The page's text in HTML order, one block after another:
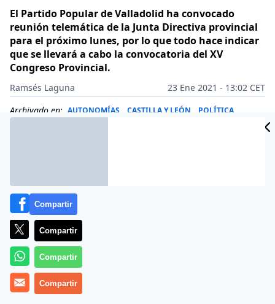
El Partido Popular de Valladolid ha convocado
reunión telemática de la Junta Directiva provincial
para el próximo lunes, por lo que todo hace indicar
que se llevará a cabo la convocatoria del XV
Congreso Provincial.
Ramsés Laguna
23 Ene 2021 - 13:02 CET
Archivado en: AUTONOMÍAS CASTILLA Y LEÓN POLÍTICA
Compartir
Compartir
Compartir
Compartir